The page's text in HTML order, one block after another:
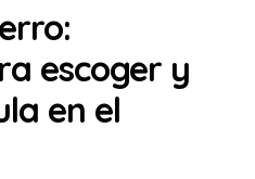
escoger y
en el